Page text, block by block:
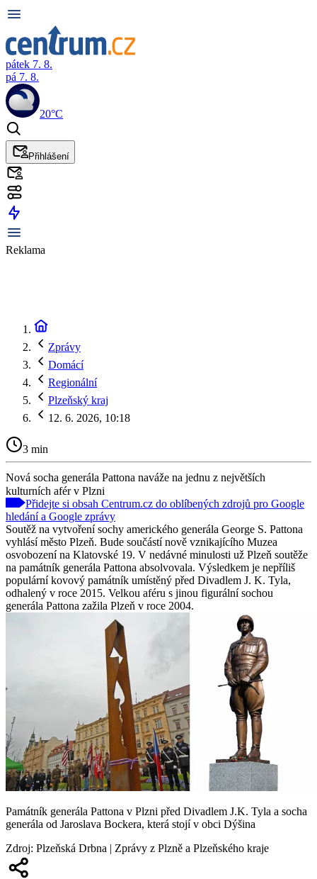
pátek 7. 8.
pá 7. 8.
20°C
Přihlášení
Reklama
Zprávy
Domácí
Regionální
Plzeňský kraj
12. 6. 2026, 10:18
3 min
Nová socha generála Pattona naváže na jednu z největších
kulturních afér v Plzni
Přidejte si obsah Centrum.cz do oblíbených zdrojů pro Google
hledání a Google zprávy
Soutěž na vytvoření sochy amerického generála George S. Pattona
vyhlásí město Plzeň. Bude součástí nově vznikajícího Muzea
osvobození na Klatovské 19. V nedávné minulosti už Plzeň soutěže
na památník generála Pattona absolvovala. Výsledkem je nepříliš
populární kovový památník umístěný před Divadlem J. K. Tyla,
odhalený v roce 2015. Velkou aféru s jinou figurální sochou
generála Pattona zažila Plzeň v roce 2004.
Památník generála Pattona v Plzni před Divadlem J.K. Tyla a socha
generála od Jaroslava Bockera, která stojí v obci Dýšina
Zdroj: Plzeňská Drbna | Zprávy z Plzně a Plzeňského kraje